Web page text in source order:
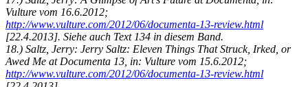
Vulture vom 16.6.2012;
http://www.vulture.com/2012/06/documenta-13-review.html
[22.4.2013]. Siehe auch Text 134 in diesem Band.
18.) Saltz, Jerry: Jerry Saltz: Eleven Things That Struck, Irked, or
Awed Me at Documenta 13, in: Vulture vom 15.6.2012;
http://www.vulture.com/2012/06/documenta-13-review.html